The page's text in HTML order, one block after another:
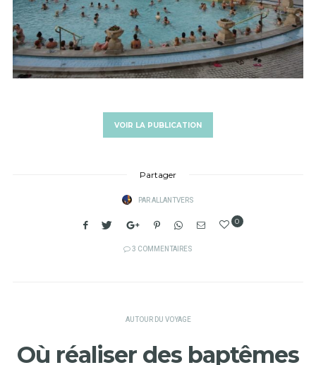
VOIR LA PUBLICATION
Partager
PARALLANTVERS
0
3 COMMENTAIRES
AUTOUR DU VOYAGE
Où réaliser des baptêmes